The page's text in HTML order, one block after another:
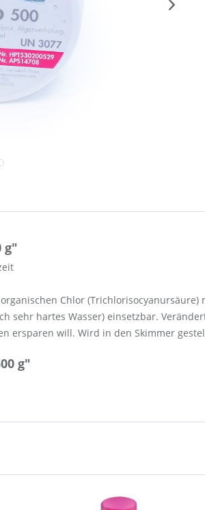
g"
Chlor
sehr hartes Wasser) einsetzbar.
ersparen will. Wird in den Skimmer
g"